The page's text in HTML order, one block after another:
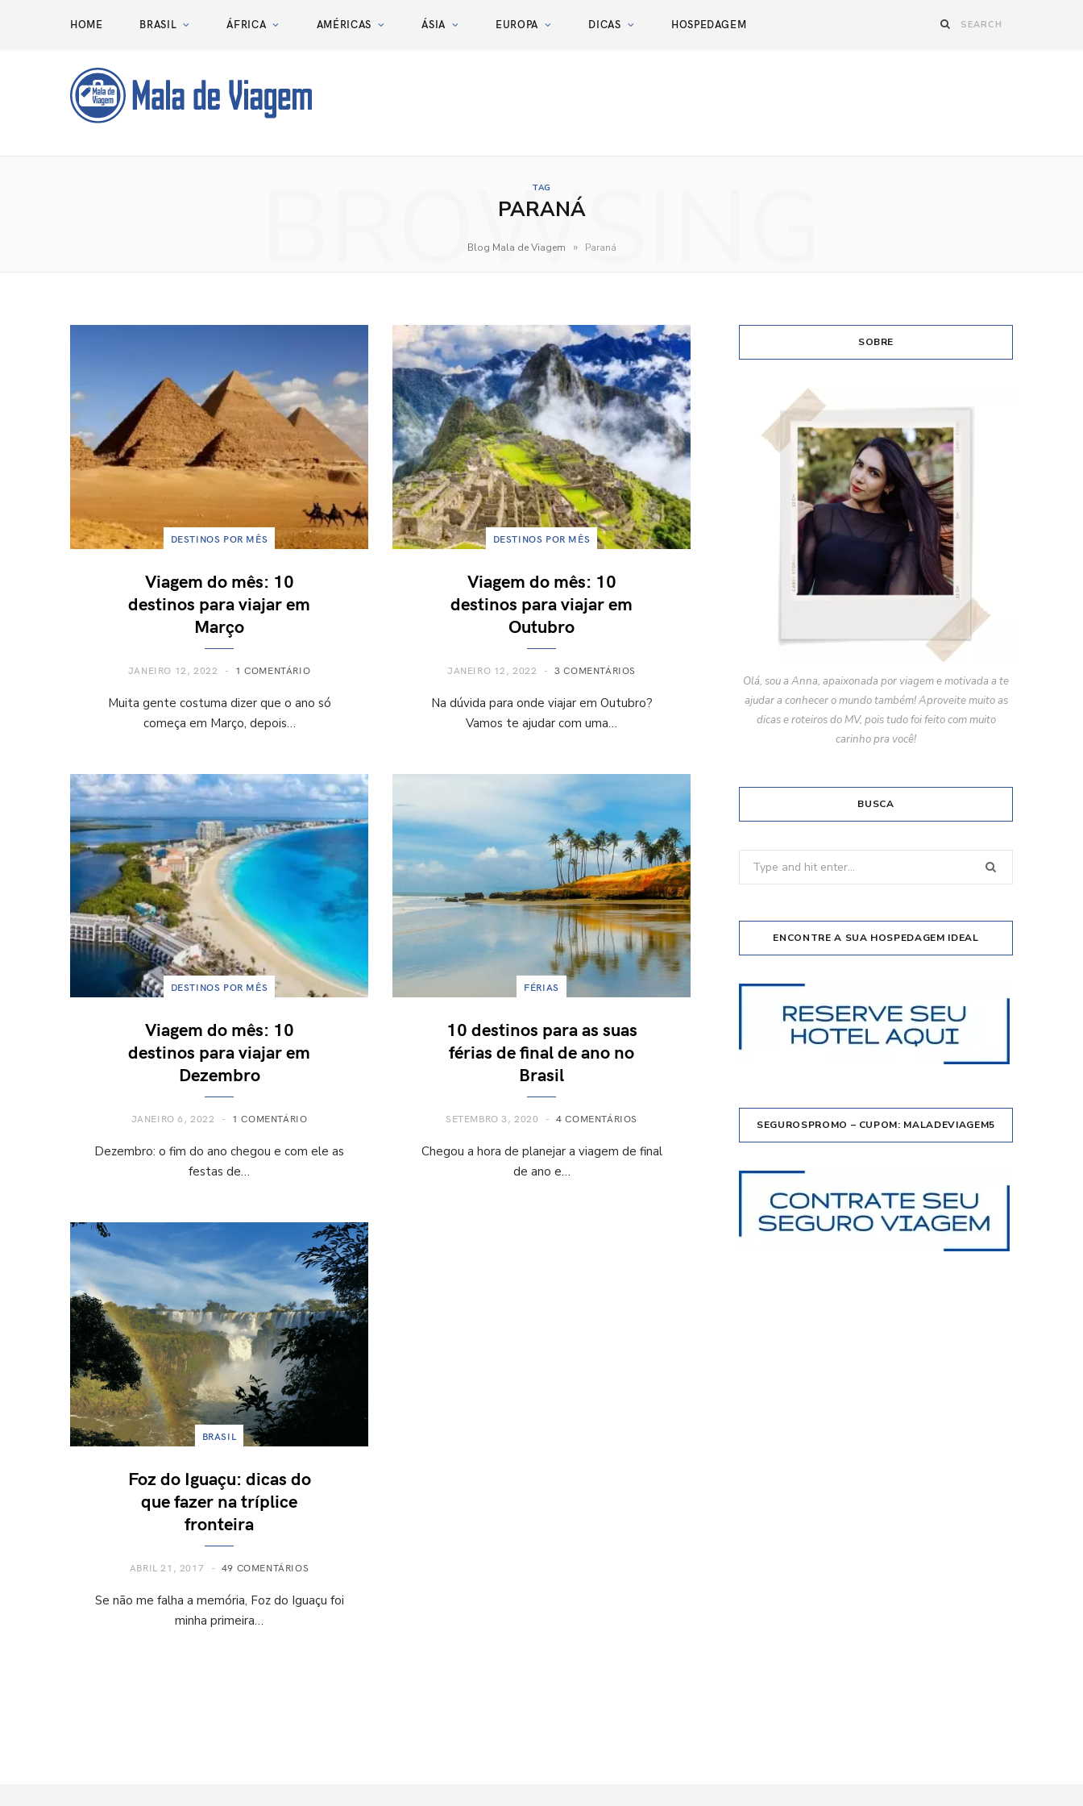
HOME BRASIL ÁFRICA AMÉRICAS ÁSIA EUROPA DICAS HOSPEDAGEM
TAG
PARANÁ
BROWSING
Blog Mala de Viagem » Paraná
DESTINOS POR MÊS
Viagem do mês: 10
destinos para viajar em
Março
JANEIRO 12, 2022 1 COMENTÁRIO
Muita gente costuma dizer que o ano só
começa em Março, depois…
DESTINOS POR MÊS
Viagem do mês: 10
destinos para viajar em
Outubro
JANEIRO 12, 2022 3 COMENTÁRIOS
Na dúvida para onde viajar em Outubro?
Vamos te ajudar com uma…
DESTINOS POR MÊS
Viagem do mês: 10
destinos para viajar em
Dezembro
JANEIRO 6, 2022 1 COMENTÁRIO
Dezembro: o fim do ano chegou e com ele as
festas de…
FÉRIAS
10 destinos para as suas
férias de final de ano no
Brasil
SETEMBRO 3, 2020 4 COMENTÁRIOS
Chegou a hora de planejar a viagem de final
de ano e…
BRASIL
Foz do Iguaçu: dicas do
que fazer na tríplice
fronteira
ABRIL 21, 2017 49 COMENTÁRIOS
Se não me falha a memória, Foz do Iguaçu foi
minha primeira…
SOBRE
Olá, sou a Anna, apaixonada por viagem e motivada a te
ajudar a conhecer o mundo também! Aproveite muito as
dicas e roteiros do MV, pois tudo foi feito com muito
carinho pra você!
BUSCA
ENCONTRE A SUA HOSPEDAGEM IDEAL
SEGUROSPROMO – CUPOM: MALADEVIAGEM5